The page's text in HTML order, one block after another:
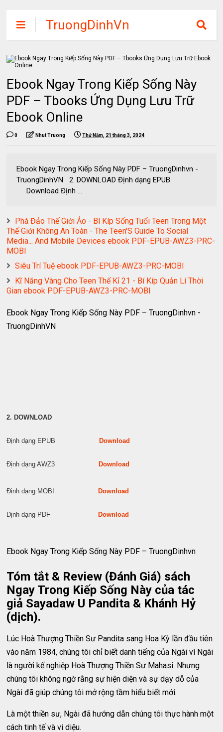
TruongDinhVn
Chia sẽ ebook,
các khóa học,
tập miễn phí
Ebook Ngay Trong Kiếp Sống Này
PDF – Tbooks Ứng Dụng Lưu Trữ
Ebook Online
0 Nhut Truong Thứ Năm, 21 tháng 3, 2024
Ebook Ngay Trong Kiếp Sống Này PDF – TruongDinhvn -
TruongDinhVN 2. DOWNLOAD Định dạng EPUB
Download Định ...
Phá Đảo Thế Giới Ảo - Bí Kíp Sống Tuổi Teen Trong Một
Thế Giới Không An Toàn - The Teen'S Guide To Social
Media... And Mobile Devices ebook PDF-EPUB-AWZ3-PRC-
MOBI
Siêu Trí Tuệ ebook PDF-EPUB-AWZ3-PRC-MOBI
Kĩ Năng Vàng Cho Teen Thế Kỉ 21 - Bí Kíp Quản Lí Thời
Gian ebook PDF-EPUB-AWZ3-PRC-MOBI
Ebook Ngay Trong Kiếp Sống Này PDF – TruongDinhvn -
TruongDinhVN
2. DOWNLOAD
Định dạng EPUB Download
Định dạng AWZ3 Download
Định dạng MOBI Download
Định dạng PDF Download
Ebook Ngay Trong Kiếp Sống Này PDF – TruongDinhvn
Tóm tắt & Review (Đánh Giá) sách
Ngay Trong Kiếp Sống Này của tác
giả Sayadaw U Pandita & Khánh Hỷ
(dịch).
Lúc Hoà Thượng Thiền Sư Pandita sang Hoa Kỳ lần đầu tiên
vào năm 1984, chúng tôi chỉ biết danh tiếng của Ngài vì Ngài
là người kế nghiệp Hoà Thượng Thiền Sư Mahasi. Nhưng
chúng tôi không ngờ rằng sự hiện diện và sự dạy dỗ của
Ngài đã giúp chúng tôi mở rộng tầm hiểu biết mới.
Là một thiền sư, Ngài đã hướng dẫn chúng tôi thực hành một
cách tinh tế và vi diệu.